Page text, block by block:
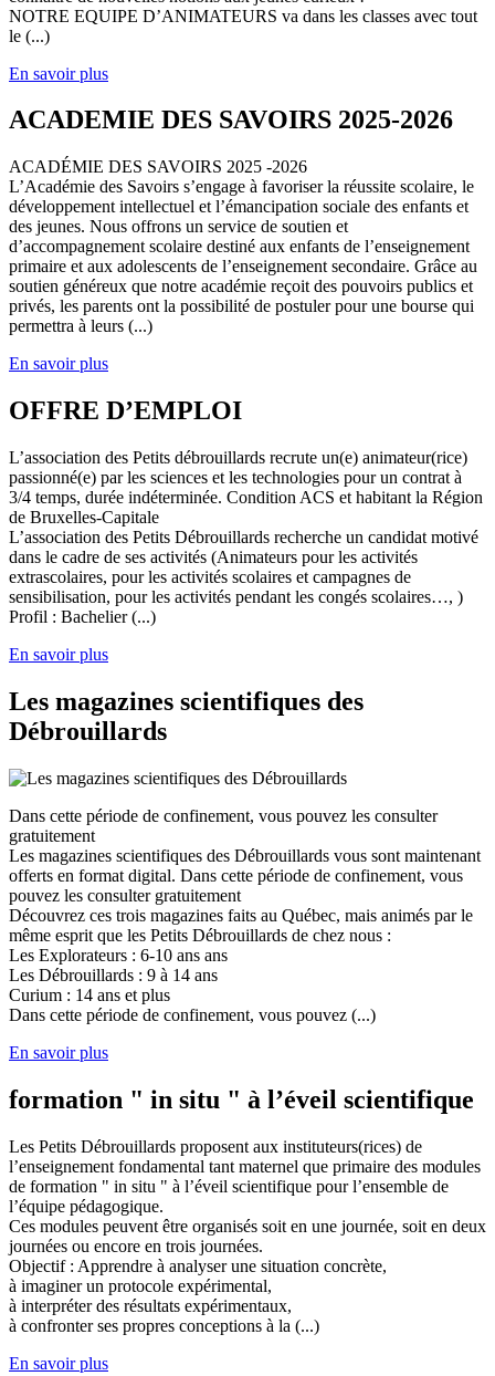
NOTRE EQUIPE D’ANIMATEURS va dans les classes avec tout
le (...)
En savoir plus
ACADEMIE DES SAVOIRS 2025-2026
ACADÉMIE DES SAVOIRS 2025 -2026
L’Académie des Savoirs s’engage à favoriser la réussite scolaire, le
développement intellectuel et l’émancipation sociale des enfants et
des jeunes. Nous offrons un service de soutien et
d’accompagnement scolaire destiné aux enfants de l’enseignement
primaire et aux adolescents de l’enseignement secondaire. Grâce au
soutien généreux que notre académie reçoit des pouvoirs publics et
privés, les parents ont la possibilité de postuler pour une bourse qui
permettra à leurs (...)
En savoir plus
OFFRE D’EMPLOI
L’association des Petits débrouillards recrute un(e) animateur(rice)
passionné(e) par les sciences et les technologies pour un contrat à
3/4 temps, durée indéterminée. Condition ACS et habitant la Région
de Bruxelles-Capitale
L’association des Petits Débrouillards recherche un candidat motivé
dans le cadre de ses activités (Animateurs pour les activités
extrascolaires, pour les activités scolaires et campagnes de
sensibilisation, pour les activités pendant les congés scolaires…, )
Profil : Bachelier (...)
En savoir plus
Les magazines scientifiques des
Débrouillards
Dans cette période de confinement, vous pouvez les consulter
gratuitement
Les magazines scientifiques des Débrouillards vous sont maintenant
offerts en format digital. Dans cette période de confinement, vous
pouvez les consulter gratuitement
Découvrez ces trois magazines faits au Québec, mais animés par le
même esprit que les Petits Débrouillards de chez nous :
Les Explorateurs : 6-10 ans ans
Les Débrouillards : 9 à 14 ans
Curium : 14 ans et plus
Dans cette période de confinement, vous pouvez (...)
En savoir plus
formation " in situ " à l’éveil scientifique
Les Petits Débrouillards proposent aux instituteurs(rices) de
l’enseignement fondamental tant maternel que primaire des modules
de formation " in situ " à l’éveil scientifique pour l’ensemble de
l’équipe pédagogique.
Ces modules peuvent être organisés soit en une journée, soit en deux
journées ou encore en trois journées.
Objectif : Apprendre à analyser une situation concrète,
à imaginer un protocole expérimental,
à interpréter des résultats expérimentaux,
à confronter ses propres conceptions à la (...)
En savoir plus